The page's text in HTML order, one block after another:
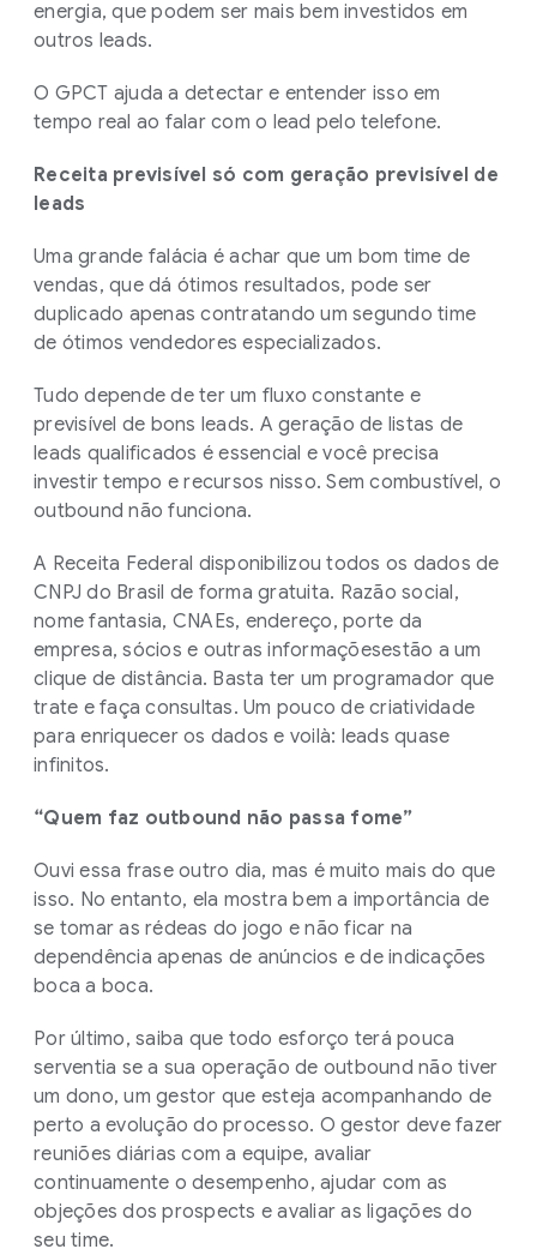
energia, que podem ser mais bem investidos em
outros leads.
O GPCT ajuda a detectar e entender isso em
tempo real ao falar com o lead pelo telefone.
Receita previsível só com geração previsível de
leads
Uma grande falácia é achar que um bom time de
vendas, que dá ótimos resultados, pode ser
duplicado apenas contratando um segundo time
de ótimos vendedores especializados.
Tudo depende de ter um fluxo constante e
previsível de bons leads. A geração de listas de
leads qualificados é essencial e você precisa
investir tempo e recursos nisso. Sem combustível, o
outbound não funciona.
A Receita Federal disponibilizou todos os dados de
CNPJ do Brasil de forma gratuita. Razão social,
nome fantasia, CNAEs, endereço, porte da
empresa, sócios e outras informaçõesestão a um
clique de distância. Basta ter um programador que
trate e faça consultas. Um pouco de criatividade
para enriquecer os dados e voilà: leads quase
infinitos.
“Quem faz outbound não passa fome”
Ouvi essa frase outro dia, mas é muito mais do que
isso. No entanto, ela mostra bem a importância de
se tomar as rédeas do jogo e não ficar na
dependência apenas de anúncios e de indicações
boca a boca.
Por último, saiba que todo esforço terá pouca
serventia se a sua operação de outbound não tiver
um dono, um gestor que esteja acompanhando de
perto a evolução do processo. O gestor deve fazer
reuniões diárias com a equipe, avaliar
continuamente o desempenho, ajudar com as
objeções dos prospects e avaliar as ligações do
seu time.